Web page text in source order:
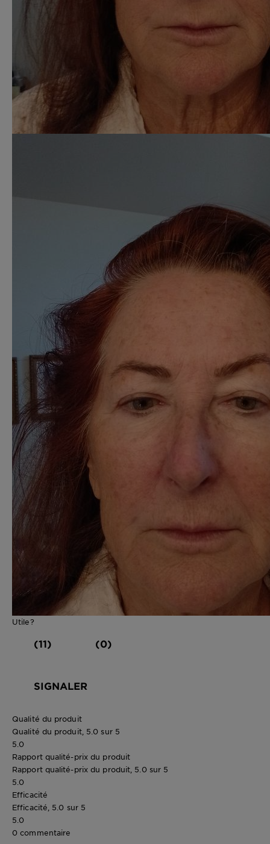
Utile?
(11) (0)
SIGNALER
Qualité du produit
Qualité du produit, 5.0 sur 5
5.0
Rapport qualité-prix du produit
Rapport qualité-prix du produit, 5.0 sur 5
5.0
Efficacité
Efficacité, 5.0 sur 5
5.0
0 commentaire